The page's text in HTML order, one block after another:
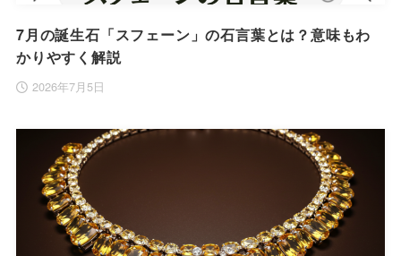
7月の誕生石「スフェーン」の石言葉とは？意味もわ
かりやすく解説
2026年7月5日